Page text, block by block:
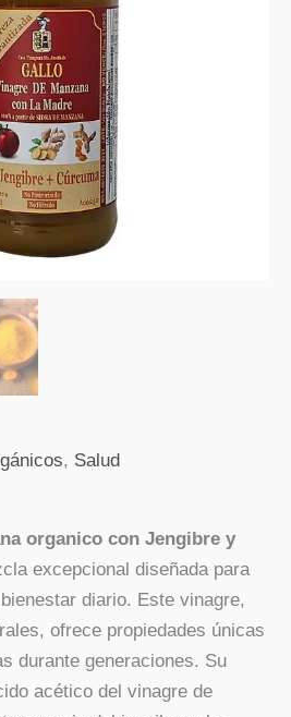
, Salud
organico con Jengibre y
excepcional diseñada para
diario. Este vinagre,
ofrece propiedades únicas
durante generaciones. Su
acético del vinagre de